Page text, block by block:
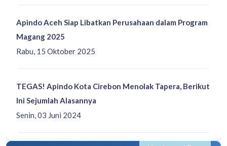
Rabu, 15 Oktober 2025
Apindo Aceh Siap Libatkan Perusahaan dalam Program
Magang 2025
Senin, 03 Juni 2024
TEGAS! Apindo Kota Cirebon Menolak Tapera, Berikut
Ini Sejumlah Alasannya